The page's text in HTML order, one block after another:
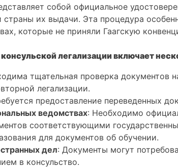
собой официальное
страны их выдачи. Эта процедура
которые не приняли Гаагскую
легализации включает
тщательная проверка документов
легализации.
предоставление переведенных
ведомствах: Необходимо
соответствующими
для документов об обучении.
дел: Документы могут
в консульство.